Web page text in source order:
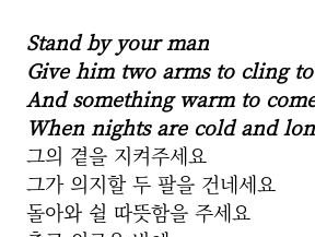
Stand by your man
Give him two arms to cling to
And something warm to
When nights are cold and
그의 곁을 지켜주세요
그가 의지할 두 팔을 건네세요
돌아와 쉴 따뜻함을 주세요